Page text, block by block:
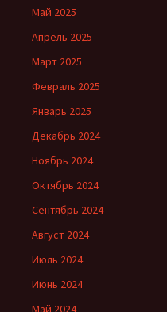
Май 2025
Апрель 2025
Март 2025
Февраль 2025
Январь 2025
Декабрь 2024
Ноябрь 2024
Октябрь 2024
Сентябрь 2024
Август 2024
Июль 2024
Июнь 2024
Май 2024